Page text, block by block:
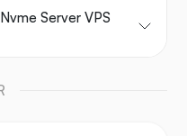
Server VPS